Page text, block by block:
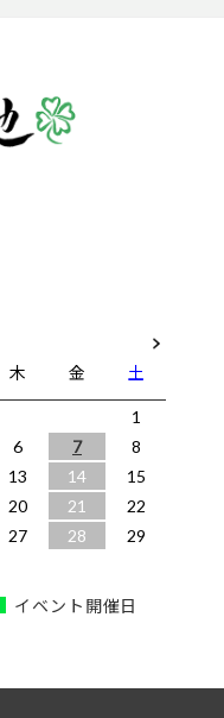
木 金
土
1
6 7
8
13 14
15
20 21
22
27 28
29
イベント開催日